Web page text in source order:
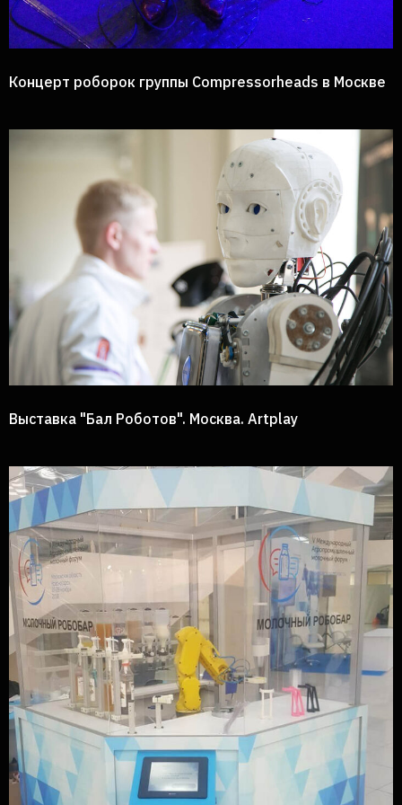
Концерт роборок группы Compressorheads в Москве
Выставка "Бал Роботов". Москва. Аrtplay